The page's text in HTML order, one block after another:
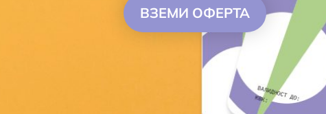
ВЗЕМИ ОФЕРТА